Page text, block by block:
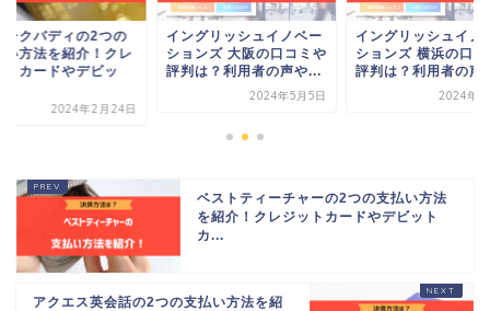
ークバディの2つの
い方法を紹介！クレ
トカードやデビッ
2024年2月24日
イングリッシュイノベー
ションズ 大阪の口コミや
評判は？利用者の声や...
2024年5月5日
イングリッシュイノ
ションズ 横浜の口
評判は？利用者の声
2024年5
ベストティーチャーの2つの支払い方法
を紹介！クレジットカードやデビット
カ...
アクエス英会話の2つの支払い方法を紹